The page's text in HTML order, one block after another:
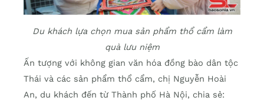
Du khách lựa chọn mua sản phẩm thổ cẩm làm
quà lưu niệm
Ấn tượng với không gian văn hóa đồng bào dân tộc
Thái và các sản phẩm thổ cẩm, chị Nguyễn Hoài
An, du khách đến từ Thành phố Hà Nội, chia sẻ: